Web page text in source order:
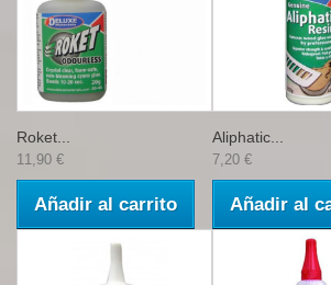
Roket...
11,90 €
Añadir al carrito
Aliphatic...
7,20 €
Añadir al